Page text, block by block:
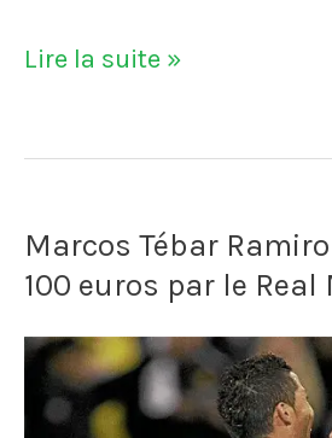
VIDÉO
Jamie
doit
sortir
avant
Lire la suite »
Marcos Tébar
100 euros par le Real